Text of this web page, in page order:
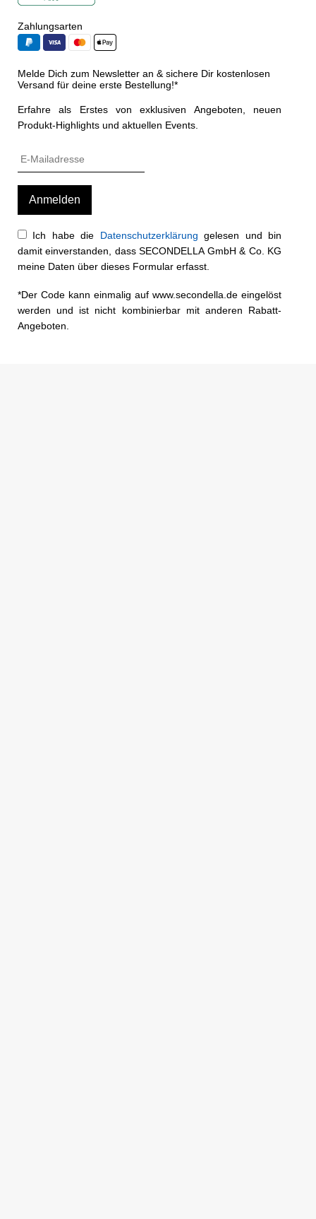
Zahlungsarten
Melde Dich zum Newsletter an & sichere Dir kostenlosen
Versand für deine erste Bestellung!*
Erfahre als Erstes von exklusiven Angeboten, neuen
Produkt-Highlights und aktuellen Events.
Ich habe die Datenschutzerklärung gelesen und bin
damit einverstanden, dass SECONDELLA GmbH & Co. KG
meine Daten über dieses Formular erfasst.
*Der Code kann einmalig auf www.secondella.de eingelöst
werden und ist nicht kombinierbar mit anderen Rabatt-
Angeboten.